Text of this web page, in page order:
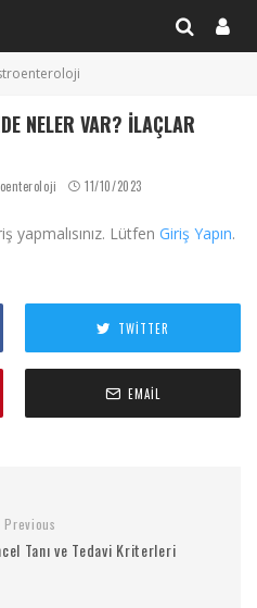
NELER VAR? İLAÇLAR
11/10/2023
yapmalısınız. Lütfen Giriş Yapın.
TWITTER
EMAIL
Previous
Tanı ve Tedavi Kriterleri